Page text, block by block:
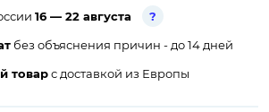
16 — 22 августа
?
без объяснения причин - до 14 дней
товарс доставкой из Европы